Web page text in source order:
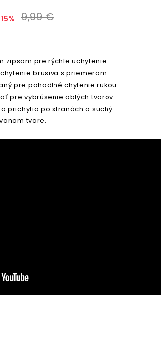
9,99 €
zipsom pre rýchle uchytenie
brusiva s priemerom
pre pohodlné chytenie rukou
pre vybrúsenie oblých tvarov.
prichytia po stranách o suchý
tvare.